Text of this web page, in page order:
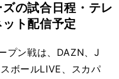
の試合日程・テレ
ト配信予定
プン戦は、DAZN、J
ボールLIVE、スカパ